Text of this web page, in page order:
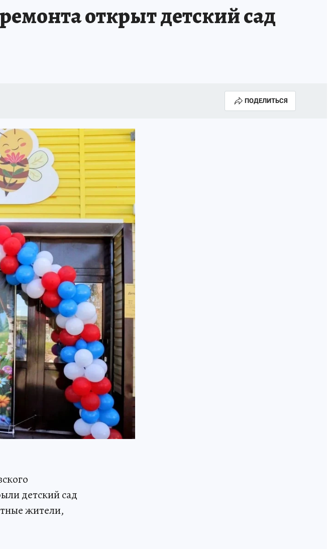
открыт детский сад
ПОДЕЛИТЬСЯ
детский сад
жители,